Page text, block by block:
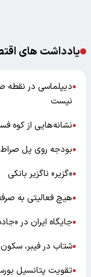
یادداشت های
●دیپلماسی در نقطه
نیست
●نشانه‌هایی از کوه
●بودجه روی پل صراط
●«گزیر» ناگزیر بانکی
●هیچ فعالیتی به
●جایگاه ایران در
●شتاب در فیبر،
●تقویت پتانسیل